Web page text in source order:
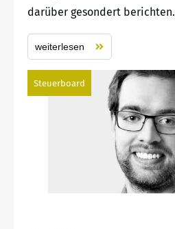
darüber gesondert berichten.
weiterlesen
Steuerboard